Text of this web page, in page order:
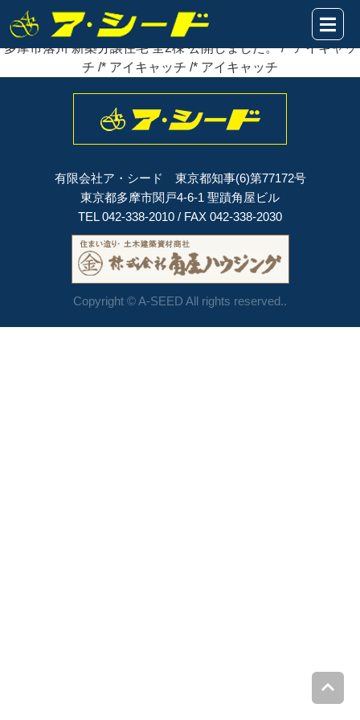
2023年07月01日
多摩市落川 新築分譲住宅 全2棟
多摩市落川 新築分譲住宅 全2棟 公開しました。 /* アイキャッ
チ /* アイキャッチ /* アイキャッチ
有限会社ア・シード 東京都知事(6)第77172号
東京都多摩市関戸4-6-1 聖蹟角屋ビル
TEL 042-338-2010 / FAX 042-338-2030
Copyright © A-SEED All rights reserved..